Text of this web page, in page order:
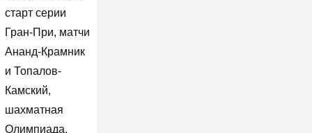
старт серии
Гран-При, матчи
Ананд-Крамник
и Топалов-
Камский,
шахматная
Олимпиада.